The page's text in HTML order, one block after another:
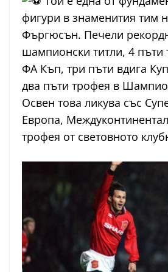
фигури в знаменития тим
Фъргюсън. Печели
шампионски титли, 4
ФА Къп, три пъти вдига
два пъти трофея в
Освен това ликува със
Европа,
трофея от световното